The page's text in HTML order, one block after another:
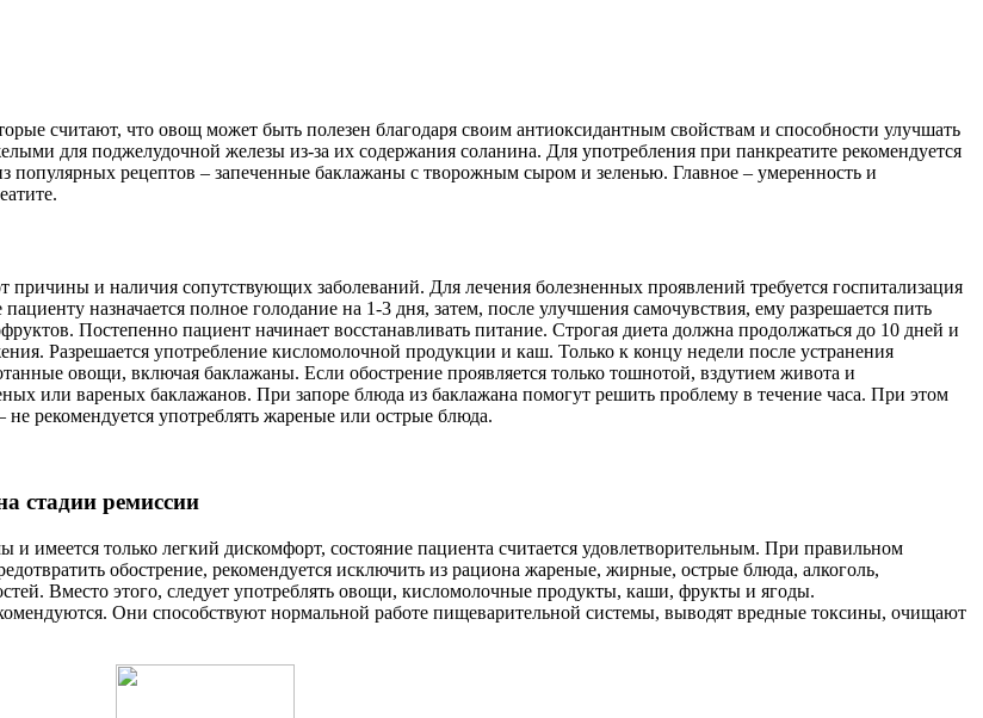
считают, что овощ может быть полезен благодаря своим антиоксидантным свойствам и способности улучшать
для поджелудочной железы из-за их содержания соланина. Для употребления при панкреатите рекомендуется
популярных рецептов – запеченные баклажаны с творожным сыром и зеленью. Главное – умеренность и
причины и наличия сопутствующих заболеваний. Для лечения болезненных проявлений требуется госпитализация
назначается полное голодание на 1-3 дня, затем, после улучшения самочувствия, ему разрешается пить
Постепенно пациент начинает восстанавливать питание. Строгая диета должна продолжаться до 10 дней и
Разрешается употребление кисломолочной продукции и каш. Только к концу недели после устранения
овощи, включая баклажаны. Если обострение проявляется только тошнотой, вздутием живота и
или вареных баклажанов. При запоре блюда из баклажана помогут решить проблему в течение часа. При этом
рекомендуется употреблять жареные или острые блюда.
стадии ремиссии
имеется только легкий дискомфорт, состояние пациента считается удовлетворительным. При правильном
обострение, рекомендуется исключить из рациона жареные, жирные, острые блюда, алкоголь,
Вместо этого, следует употреблять овощи, кисломолочные продукты, каши, фрукты и ягоды.
Они способствуют нормальной работе пищеварительной системы, выводят вредные токсины, очищают